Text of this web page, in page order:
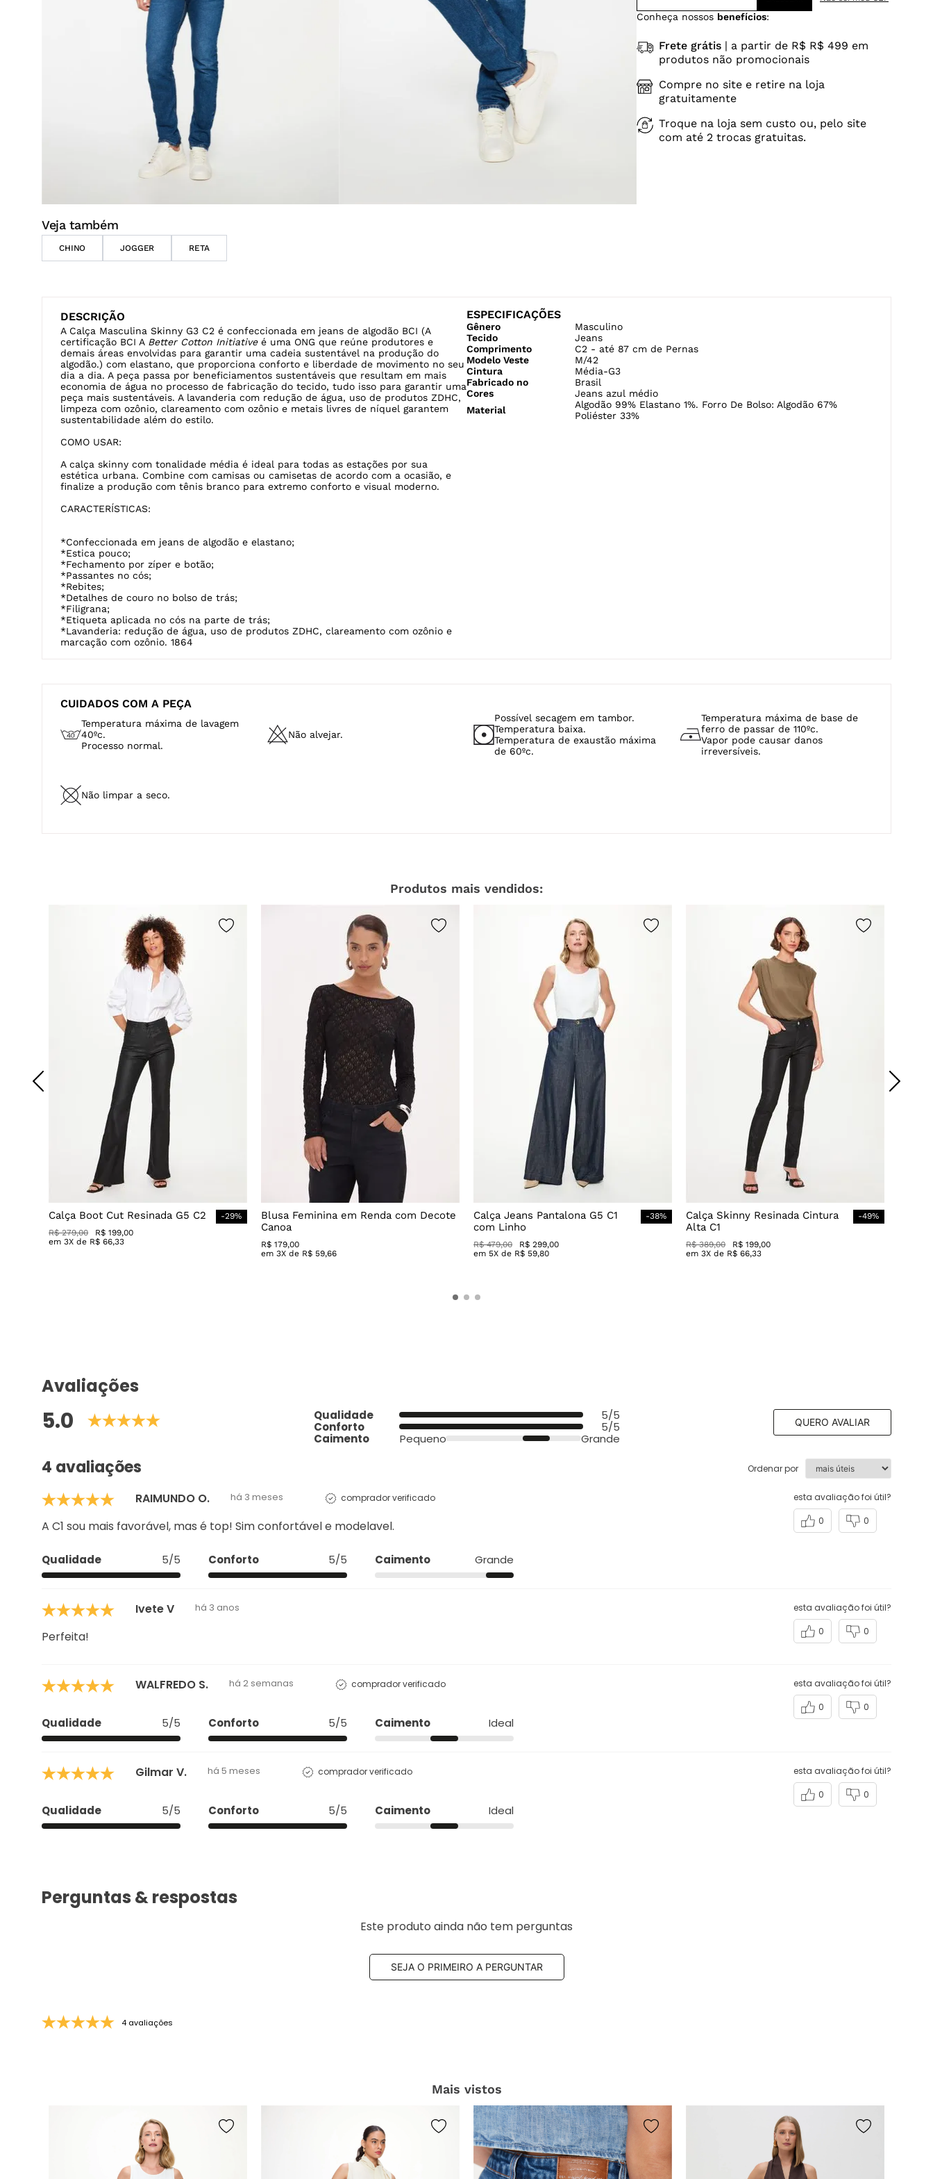
Conheça nossos benefícios:
Frete grátis| a partir de R$ R$ 499 em
produtos não promocionais
Compre no site e retire na loja
gratuitamente
Troque na loja sem custo ou, pelo site
com até 2 trocas gratuitas.
Veja também
CHINO JOGGER RETA
DESCRIÇÃO
A Calça Masculina Skinny G3 C2 é confeccionada em jeans de algodão BCI (A
certificação BCI A Better Cotton Initiativeé uma ONG que reúne produtores e
demais áreas envolvidas para garantir uma cadeia sustentável na produção do
algodão.) com elastano, que proporciona conforto e liberdade de movimento no seu
dia a dia. A peça passa por beneficiamentos sustentáveis que resultam em mais
economia de água no processo de fabricação do tecido, tudo isso para garantir uma
peça mais sustentáveis. A lavanderia com redução de água, uso de produtos ZDHC,
limpeza com ozônio, clareamento com ozônio e metais livres de níquel garantem
sustentabilidade além do estilo.
COMO USAR:
A calça skinny com tonalidade média é ideal para todas as estações por sua
estética urbana. Combine com camisas ou camisetas de acordo com a ocasião, e
finalize a produção com tênis branco para extremo conforto e visual moderno.
CARACTERÍSTICAS:
*Confeccionada em jeans de algodão e elastano;
*Estica pouco;
*Fechamento por zíper e botão;
*Passantes no cós;
*Rebites;
*Detalhes de couro no bolso de trás;
*Filigrana;
*Etiqueta aplicada no cós na parte de trás;
*Lavanderia: redução de água, uso de produtos ZDHC, clareamento com ozônio e
marcação com ozônio. 1864
ESPECIFICAÇÕES
Gênero
Masculino
Tecido
Jeans
Comprimento
C2 - até 87 cm de Pernas
Modelo Veste
M/42
Cintura
Média-G3
Fabricado no
Brasil
Cores
Jeans azul médio
Material
Algodão 99% Elastano 1%. Forro De Bolso: Algodão 67%
Poliéster 33%
CUIDADOS COM A PEÇA
Temperatura máxima de lavagem
40ºc.
Processo normal.
Não alvejar.
Possível secagem em tambor.
Temperatura baixa.
Temperatura de exaustão máxima
de 60ºc.
Temperatura máxima de base de
ferro de passar de 110ºc.
Vapor pode causar danos
irreversíveis.
Não limpar a seco.
Produtos mais vendidos:
Calça Boot Cut Resinada G5 C2 -29%
R$ 279,00 R$ 199,00
em3X de R$ 66,33
Blusa Feminina em Renda com Decote
Canoa
R$ 179,00
em3X de R$ 59,66
Calça Jeans Pantalona G5 C1
com Linho
-38%
R$ 479,00 R$ 299,00
em 5X de R$ 59,80
Calça Skinny Resinada Cintura
Alta C1
-49%
R$ 389,00 R$ 199,00
em3X de R$ 66,33
Avaliações
5.0 Qualidade
5/5
Conforto
5/5
Caimento
Pequeno Grande
QUERO AVALIAR
4 avaliações Ordenar por
RAIMUNDO O. há 3 meses comprador verificado
A C1 sou mais favorável, mas é top! Sim confortável e modelavel.
Qualidade 5/5 Conforto 5/5 Caimento Grande
esta avaliação foi útil?
0
0
Ivete V há 3 anos
Perfeita!
esta avaliação foi útil?
0
0
WALFREDO S. há 2 semanas comprador verificado
Qualidade 5/5 Conforto 5/5 Caimento Ideal
esta avaliação foi útil?
0
0
Gilmar V. há 5 meses comprador verificado
Qualidade 5/5 Conforto 5/5 Caimento Ideal
esta avaliação foi útil?
0
0
Perguntas & respostas
Este produto ainda não tem perguntas
SEJA O PRIMEIRO A PERGUNTAR
4 avaliações
Mais vistos